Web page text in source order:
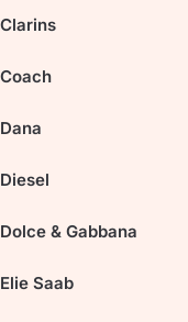
Clarins
Coach
Dana
Diesel
Dolce & Gabbana
Elie Saab